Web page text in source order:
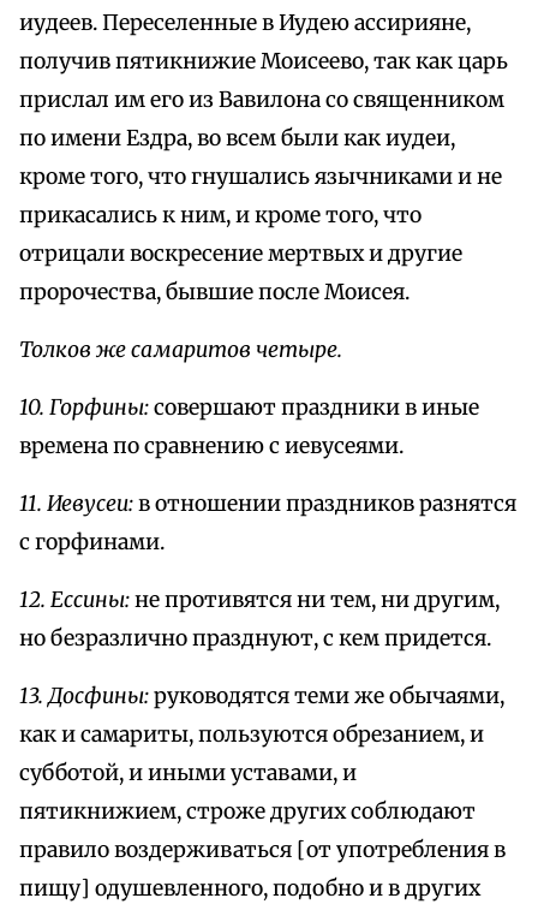
иудеев. Переселенные в Иудею ассирияне,
получив пятикнижие Моисеево, так как царь
прислал им его из Вавилона со священником
по имени Ездра, во всем были как иудеи,
кроме того, что гнушались язычниками и не
прикасались к ним, и кроме того, что
отрицали воскресение мертвых и другие
пророчества, бывшие после Моисея.
Толков же самаритов четыре.
10. Горфины:совершают праздники в иные
времена по сравнению с иевусеями.
11. Иевусеи:в отношении праздников разнятся
с горфинами.
12. Ессины:не противятся ни тем, ни другим,
но безразлично празднуют, с кем придется.
13. Досфины:руководятся теми же обычаями,
как и самариты, пользуются обрезанием, и
субботой, и иными уставами, и
пятикнижием, строже других соблюдают
правило воздерживаться [от употребления в
пищу] одушевленного, подобно и в других